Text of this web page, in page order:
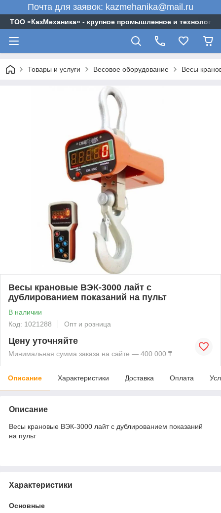
Почта для заявок: kazmehanika@mail.ru
ТОО «‎КазМеханика» - крупное промышленное и
Товары и услуги Весовое оборудование Весы
Весы крановые ВЭК-3000 лайт с
дублированием показаний на пульт
В наличии
Код: 1021288
Опт и розница
Цену уточняйте
Минимальная сумма заказа на сайте — 400 000 ₸
Описание Характеристики Доставка Оплата
Описание
Весы крановые ВЭК-3000 лайт с дублированием показаний
на пульт
Характеристики
Основные